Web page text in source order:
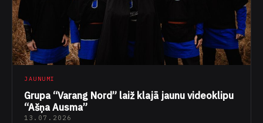
JAUNUMI
Grupa “Varang Nord” laiž klajā jaunu videoklipu
“Ašņa Ausma”
13.07.2026